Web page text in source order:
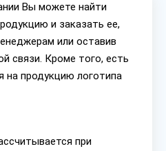
Вы можете найти
и заказать ее,
или оставив
связи. Кроме того, есть
на продукцию логотипа
при